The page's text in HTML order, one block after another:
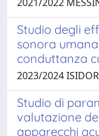
Studio degli
sonora
conduttanza
2023/2024
Studio di
valutazione
apparecchi